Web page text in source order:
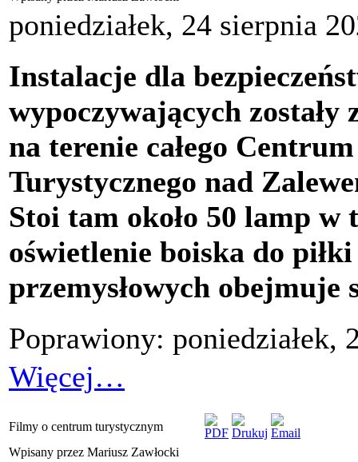
poniedziałek, 24 sierpnia
Instalacje dla
wypoczywających zostały
na terenie całego Centrum
Turystycznego nad
Stoi tam około 50 lamp w
oświetlenie boiska do
przemysłowych obejmuje
Poprawiony: poniedziałek,
Więcej…
Filmy o centrum turystycznym
Wpisany przez Mariusz Zawłocki